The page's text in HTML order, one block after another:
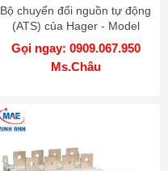
Bộ chuyển đổi nguồn tự động
(ATS) của Hager - Model
HZI810
Gọi ngay: 0909.067.950
Ms.Châu